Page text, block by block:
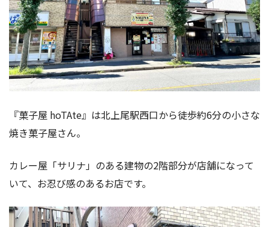
『菓子屋 hoTAte』は北上尾駅西口から徒歩約6分の小さな
焼き菓子屋さん。
カレー屋「サリナ」のある建物の2階部分が店舗になって
いて、お忍び感のあるお店です。